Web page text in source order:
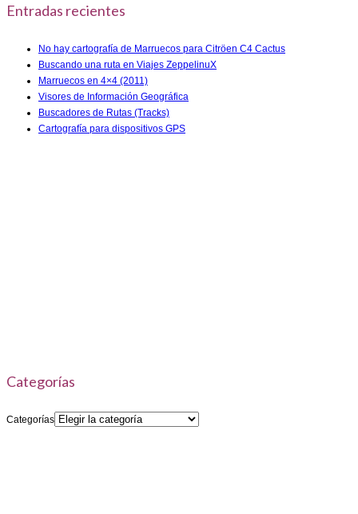
Entradas recientes
No hay cartografía de Marruecos para Citröen C4 Cactus
Buscando una ruta en Viajes ZeppelinuX
Marruecos en 4×4 (2011)
Visores de Información Geográfica
Buscadores de Rutas (Tracks)
Cartografía para dispositivos GPS
Categorías
Categorías